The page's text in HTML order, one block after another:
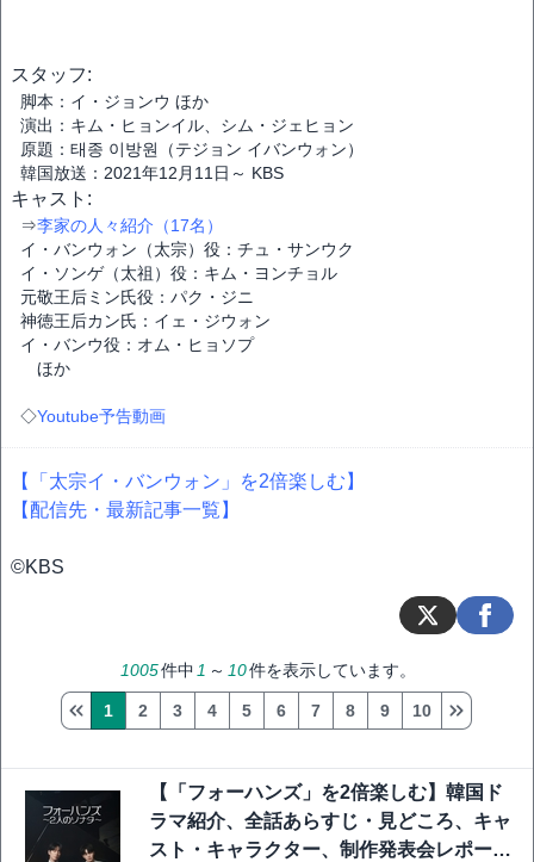
スタッフ:
脚本：イ・ジョンウ ほか
演出：キム・ヒョンイル、シム・ジェヒョン
原題：태종 이방원（テジョン イバンウォン）
韓国放送：2021年12月11日～ KBS
キャスト:
⇒李家の人々紹介（17名）
イ・バンウォン（太宗）役：チュ・サンウク
イ・ソンゲ（太祖）役：キム・ヨンチョル
元敬王后ミン氏役：パク・ジニ
神徳王后カン氏：イェ・ジウォン
イ・バンウ役：オム・ヒョソプ
ほか
◇Youtube予告動画
【「太宗イ・バンウォン」を2倍楽しむ】
【配信先・最新記事一覧】
©KBS
1005件中 1 ～ 10件を表示しています。
1 2 3 4 5 6 7 8 9 10
【「フォーハンズ」を2倍楽しむ】韓国ド
ラマ紹介、全話あらすじ・見どころ、キャ
スト・キャラクター、制作発表会レポート